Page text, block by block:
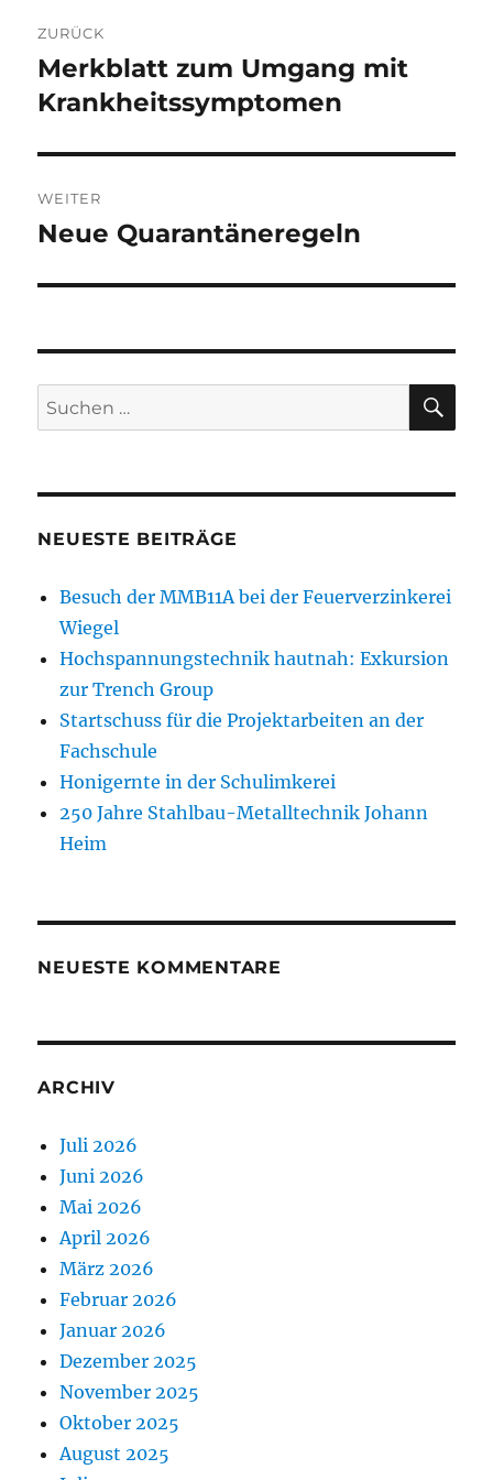
ZURÜCK
Vorheriger
Beitrag:
Merkblatt zum Umgang mit
Krankheitssymptomen
WEITER
Nächster
Neue Quarantäneregeln
Suchen
nach:
NEUESTE BEITRÄGE
Besuch der MMB11A bei der Feuerverzinkerei
Wiegel
Hochspannungstechnik hautnah: Exkursion
zur Trench Group
Startschuss für die Projektarbeiten an der
Fachschule
Honigernte in der Schulimkerei
250 Jahre Stahlbau-Metalltechnik Johann
Heim
NEUESTE KOMMENTARE
ARCHIV
Juli 2026
Juni 2026
Mai 2026
April 2026
März 2026
Februar 2026
Januar 2026
Dezember 2025
November 2025
Oktober 2025
August 2025